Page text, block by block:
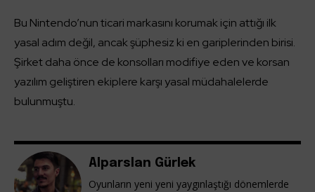
Bu Nintendo’nun ticari markasını korumak için attığı ilk
yasal adım değil, ancak şüphesiz ki en gariplerinden birisi.
Şirket daha önce de konsolları modifiye eden ve korsan
yazılım geliştiren ekiplere karşı yasal müdahalelerde
bulunmuştu.
Alparslan Gürlek
Oyunların yeni yeni yaygınlaştığı dönemlerde